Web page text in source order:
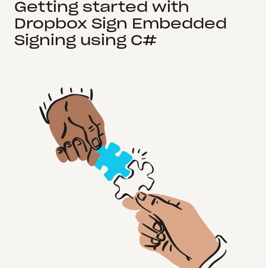
Getting started with
Dropbox Sign Embedded
Signing using C#